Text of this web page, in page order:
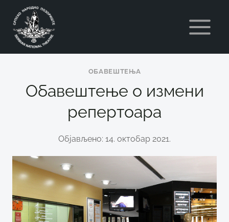
content
ОБАВЕШТЕЊА
Обавештење о измени
репертоара
Објављено: 14. октобар 2021.